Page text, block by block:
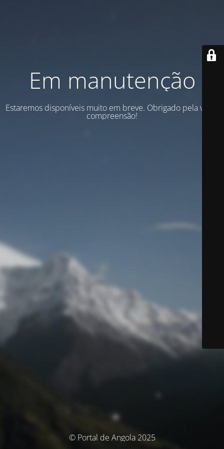
Em manutenção
Estaremos disponíveis muito em breve. Obrigado pela vossa
compreensão!
© Portal de Angola 2025